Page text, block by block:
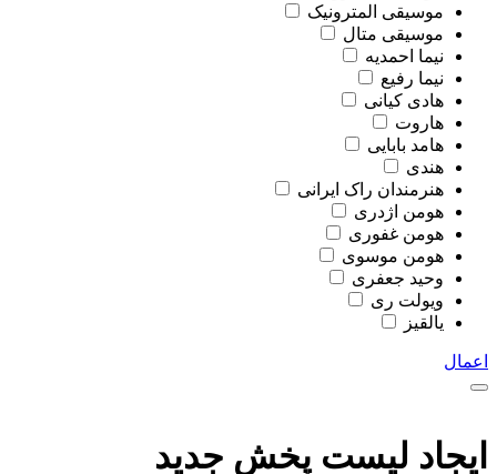
موسیقی المترونیک
موسیقی متال
نیما احمدیه
نیما رفیع
هادی کیانی
هاروت
هامد بابایی
هندی
هنرمندان راک ایرانی
هومن اژدری
هومن غفوری
هومن موسوی
وحید جعفری
ویولت ری
یالقیز
اعمال
ایجاد لیست پخش جدید